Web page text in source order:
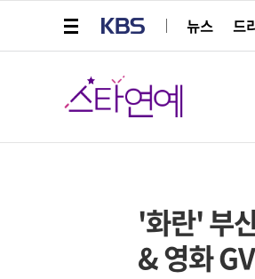
뉴스
드
스타연예
'화란' 부
& 영화
페이스북
트위터
네이버
URL복사
글씨 작게보기
글씨 크게보기
해시태그
스타박스